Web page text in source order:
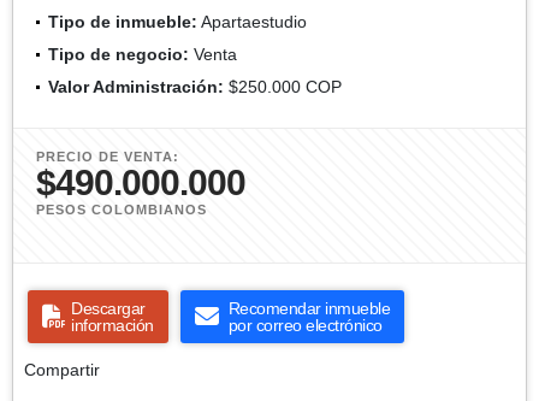
Tipo de inmueble: Apartaestudio
Tipo de negocio: Venta
Valor Administración: $250.000 COP
PRECIO DE VENTA:
$490.000.000
PESOS COLOMBIANOS
Descargar
información
Recomendar inmueble
por correo electrónico
Compartir